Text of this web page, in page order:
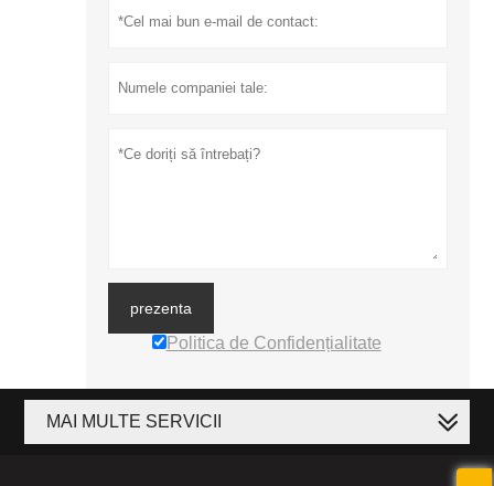
prezenta
Politica de Confidențialitate
MAI MULTE SERVICII